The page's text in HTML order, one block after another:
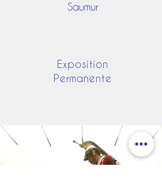
​Saumur
Exposition
Permanente